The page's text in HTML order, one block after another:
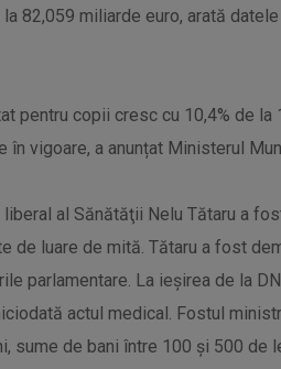
la 82,059 miliarde euro, arată
pentru copii cresc cu 10,4% de la
în vigoare, a anunțat Ministerul
al Sănătăţii Nelu Tătaru a
de luare de mită. Tătaru a fost
parlamentare. La ieşirea de la
actul medical. Fostul
sume de bani între 100 şi 500 de